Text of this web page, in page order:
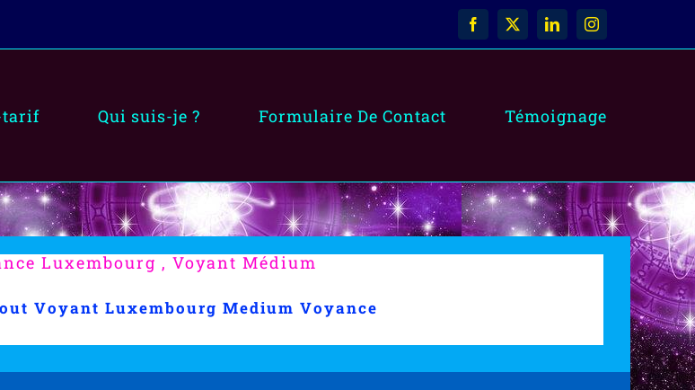
Facebook
X LinkedInInstagram
tarif Qui suis-je ? Formulaire De Contact Témoignage
Luxembourg , Voyant Médium
Voyant Luxembourg Medium Voyance